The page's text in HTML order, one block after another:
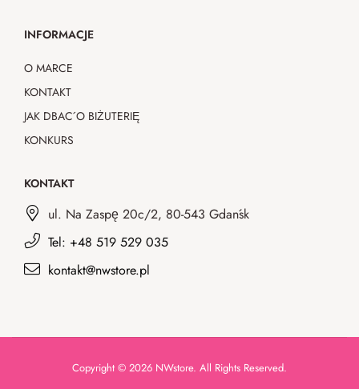
INFORMACJE
O MARCE
KONTAKT
JAK DBAĆ O BIŻUTERIĘ
KONKURS
KONTAKT
ul. Na Zaspę 20c/2, 80-543 Gdańsk
Tel: +48 519 529 035
kontakt@nwstore.pl
Copyright © 2026 NWstore. All Rights Reserved.